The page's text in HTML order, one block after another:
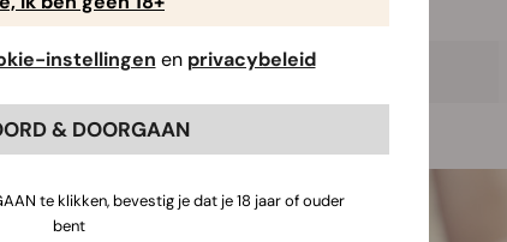
🍁Esdoornblad
instellingen en privacybeleid
& DOORGAAN
te klikken, bevestig je dat je 18 jaar of ouder
bent